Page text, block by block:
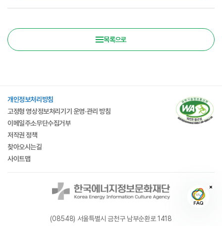
목록으로
개인정보처리방침
고정형 영상정보처리기기 운영·관리 방침
이메일주소무단수집거부
저작권 정책
찾아오시는길
사이트맵
(08548) 서울특별시 금천구 남부순환로 1418